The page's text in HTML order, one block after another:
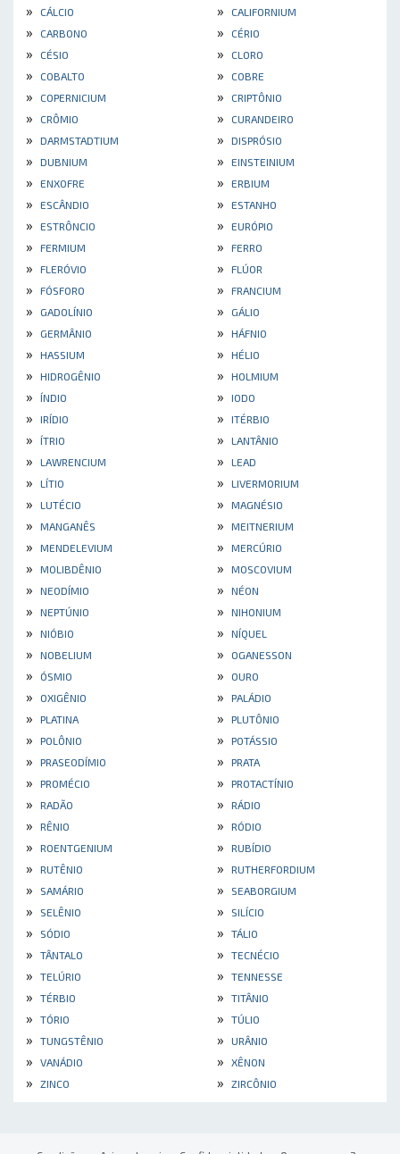
» CÁLCIO » CALIFORNIUM
» CARBONO » CÉRIO
» CÉSIO » CLORO
» COBALTO » COBRE
» COPERNICIUM » CRIPTÔNIO
» CRÔMIO » CURANDEIRO
» DARMSTADTIUM » DISPRÓSIO
» DUBNIUM » EINSTEINIUM
» ENXOFRE » ERBIUM
» ESCÂNDIO » ESTANHO
» ESTRÔNCIO » EURÓPIO
» FERMIUM » FERRO
» FLERÓVIO » FLÚOR
» FÓSFORO » FRANCIUM
» GADOLÍNIO » GÁLIO
» GERMÂNIO » HÁFNIO
» HASSIUM » HÉLIO
» HIDROGÊNIO » HOLMIUM
» ÍNDIO » IODO
» IRÍDIO » ITÉRBIO
» ÍTRIO » LANTÂNIO
» LAWRENCIUM » LEAD
» LÍTIO » LIVERMORIUM
» LUTÉCIO » MAGNÉSIO
» MANGANÊS » MEITNERIUM
» MENDELEVIUM » MERCÚRIO
» MOLIBDÊNIO » MOSCOVIUM
» NEODÍMIO » NÉON
» NEPTÚNIO » NIHONIUM
» NIÓBIO » NÍQUEL
» NOBELIUM » OGANESSON
» ÓSMIO » OURO
» OXIGÊNIO » PALÁDIO
» PLATINA » PLUTÔNIO
» POLÔNIO » POTÁSSIO
» PRASEODÍMIO » PRATA
» PROMÉCIO » PROTACTÍNIO
» RADÃO » RÁDIO
» RÊNIO » RÓDIO
» ROENTGENIUM » RUBÍDIO
» RUTÊNIO » RUTHERFORDIUM
» SAMÁRIO » SEABORGIUM
» SELÊNIO » SILÍCIO
» SÓDIO » TÁLIO
» TÂNTALO » TECNÉCIO
» TELÚRIO » TENNESSE
» TÉRBIO » TITÂNIO
» TÓRIO » TÚLIO
» TUNGSTÊNIO » URÂNIO
» VANÁDIO » XÊNON
» ZINCO » ZIRCÔNIO